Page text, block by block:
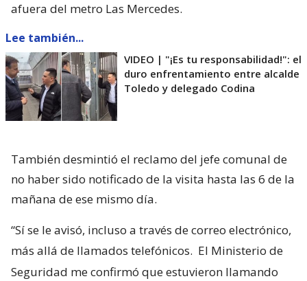
afuera del metro Las Mercedes.
Lee también...
VIDEO | "¡Es tu responsabilidad!": el
duro enfrentamiento entre alcalde
Toledo y delegado Codina
También desmintió el reclamo del jefe comunal de
no haber sido notificado de la visita hasta las 6 de la
mañana de ese mismo día.
“Sí se le avisó, incluso a través de correo electrónico,
más allá de llamados telefónicos. El Ministerio de
Seguridad me confirmó que estuvieron llamando